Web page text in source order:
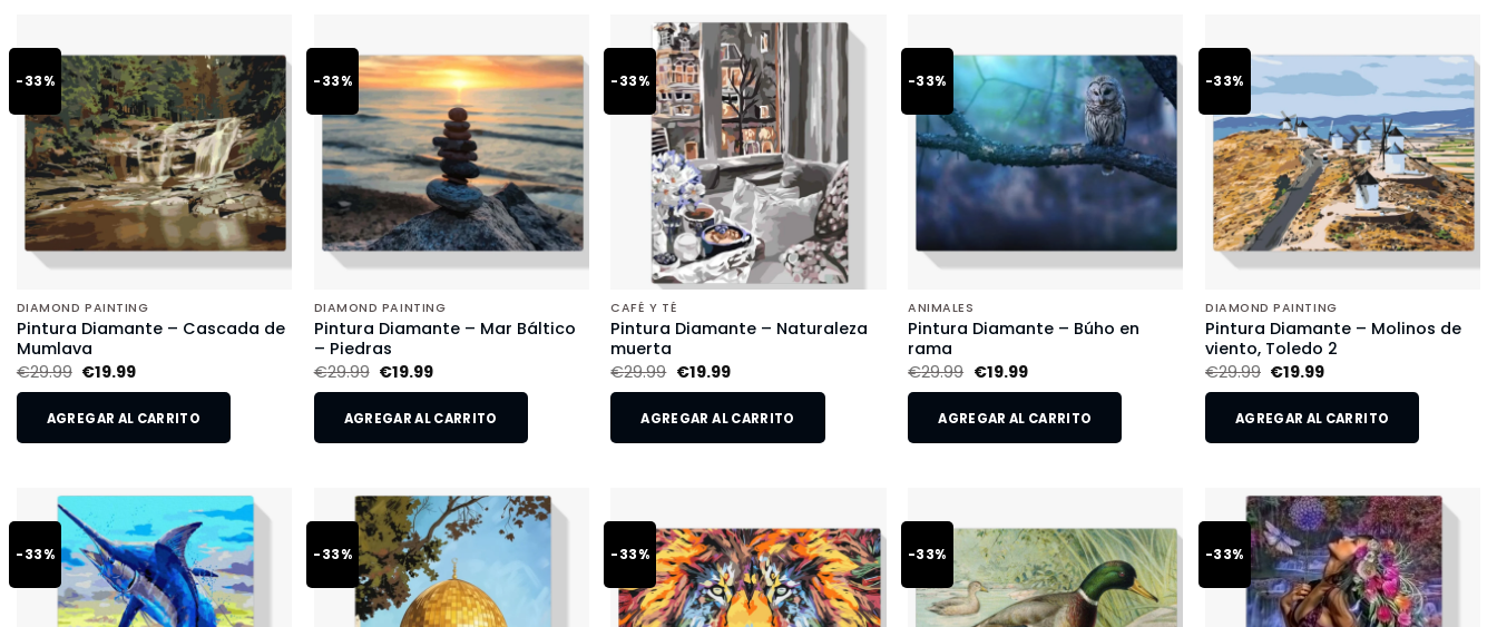
-33%
DIAMOND PAINTING
Pintura Diamante – Cascada de
Mumlava
€29.99 €19.99
AGREGAR AL CARRITO
-33%
DIAMOND PAINTING
Pintura Diamante – Mar Báltico
– Piedras
€29.99 €19.99
AGREGAR AL CARRITO
-33%
CAFÉ Y TÉ
Pintura Diamante – Naturaleza
muerta
€29.99 €19.99
AGREGAR AL CARRITO
-33%
ANIMALES
Pintura Diamante – Búho en
rama
€29.99 €19.99
AGREGAR AL CARRITO
-33%
DIAMOND PAINTING
Pintura Diamante – Molinos de
viento, Toledo 2
€29.99 €19.99
AGREGAR AL CARRITO
-33% -33% -33% -33% -33%